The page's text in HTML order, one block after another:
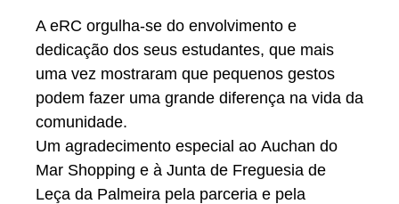
A eRC orgulha-se do envolvimento e
dedicação dos seus estudantes, que mais
uma vez mostraram que pequenos gestos
podem fazer uma grande diferença na vida da
comunidade.
Um agradecimento especial ao Auchan do
Mar Shopping e à Junta de Freguesia de
Leça da Palmeira pela parceria e pela